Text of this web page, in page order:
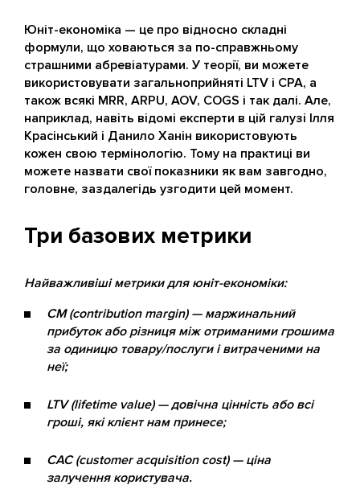
Юніт-економіка — це про відносно складні
формули, що ховаються за по-справжньому
страшними абревіатурами. У теорії, ви можете
використовувати загальноприйняті LTV і CPA, а
також всякі MRR, ARPU, AOV, COGS і так далі. Але,
наприклад, навіть відомі експерти в цій галузі Ілля
Красінський і Данило Ханін використовують
кожен свою термінологію. Тому на практиці ви
можете назвати свої показники як вам завгодно,
головне, заздалегідь узгодити цей момент.
Три базових метрики
Найважливіші метрики для юніт-економіки:
CM (contribution margin) — маржинальний
прибуток або різниця між отриманими грошима
за одиницю товару/послуги і витраченими на
неї;
LTV (lifetime value) — довічна цінність або всі
гроші, які клієнт нам принесе;
CAC (customer acquisition cost) — ціна
залучення користувача.